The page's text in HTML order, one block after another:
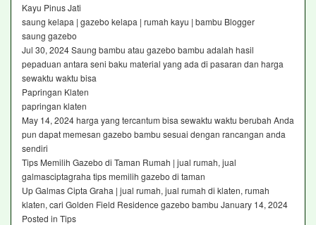
Kayu Pinus Jati
saung kelapa | gazebo kelapa | rumah kayu | bambu Blogger
saung gazebo
Jul 30, 2024 Saung bambu atau gazebo bambu adalah hasil
pepaduan antara seni baku material yang ada di pasaran dan harga
sewaktu waktu bisa
Papringan Klaten
papringan klaten
May 14, 2024 harga yang tercantum bisa sewaktu waktu berubah Anda
pun dapat memesan gazebo bambu sesuai dengan rancangan anda
sendiri
Tips Memilih Gazebo di Taman Rumah | jual rumah, jual
galmasciptagraha tips memilih gazebo di taman
Up Galmas Cipta Graha | jual rumah, jual rumah di klaten, rumah
klaten, cari Golden Field Residence gazebo bambu January 14, 2024
Posted in Tips